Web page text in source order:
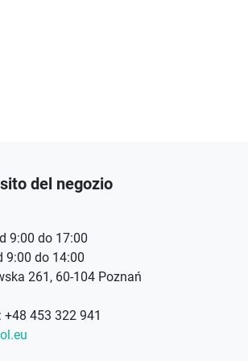
del negozio
9:00 do 17:00
9:00 do 14:00
261, 60-104 Poznań
+48 453 322 941